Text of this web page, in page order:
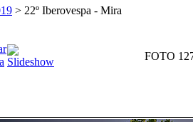
> 22º Iberovespa - Mira
FOTO